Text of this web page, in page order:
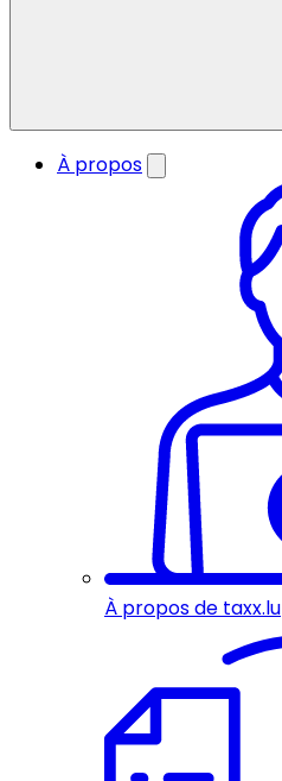
À propos
À propos de taxx.lu